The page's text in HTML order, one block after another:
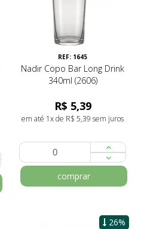
REF: 1645
Nadir Copo Bar Long Drink
340ml (2606)
R$ 5,39
em até 1x de R$ 5,39 sem juros
comprar
26%